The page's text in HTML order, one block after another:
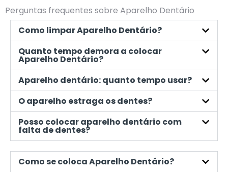
Perguntas frequentes sobre Aparelho Dentário
Como limpar Aparelho Dentário?
Quanto tempo demora a colocar
Aparelho Dentário?
Aparelho dentário: quanto tempo usar?
O aparelho estraga os dentes?
Posso colocar aparelho dentário com
falta de dentes?
Como se coloca Aparelho Dentário?